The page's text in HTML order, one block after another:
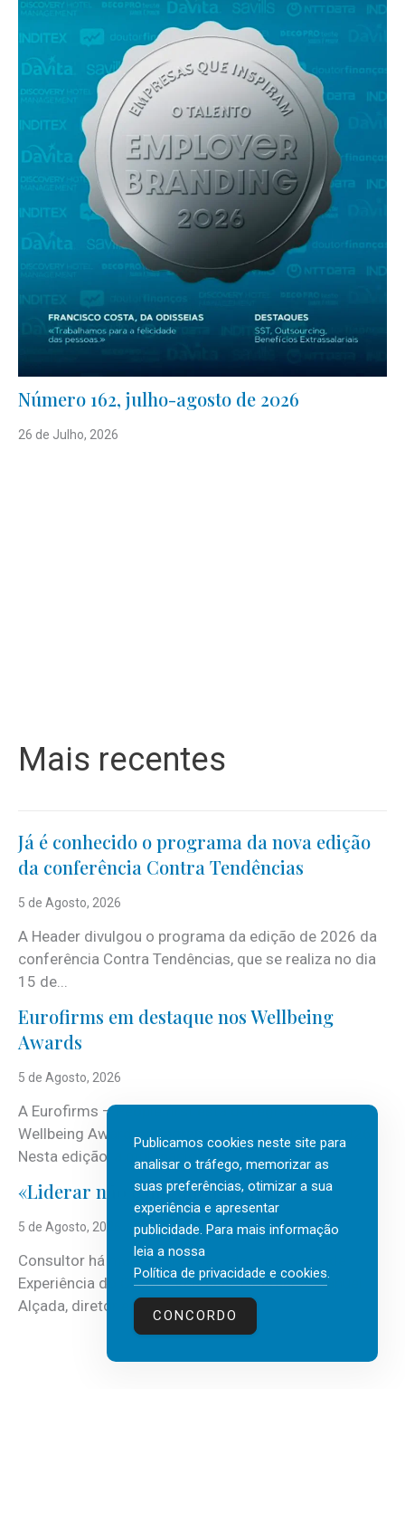
Número 162, julho-agosto de 2026
26 de Julho, 2026
Mais recentes
Já é conhecido o programa da nova edição
da conferência Contra Tendências
5 de Agosto, 2026
A Header divulgou o programa da edição de 2026 da
conferência Contra Tendências, que se realiza no dia
15 de...
Eurofirms em destaque nos Wellbeing
Awards
5 de Agosto, 2026
A Eurofirms – People first está de regresso aos
Wellbeing Awards, integrando o Top Wellbeing 2026.
Nesta edição, a multinacional...
«Liderar não é um talento místico.»
5 de Agosto, 2026
Consultor há mais de três décadas nas áreas de
Experiência do Cliente, Vendas e Liderança, Manuel
Alçada, diretor executivo da...
Publicamos cookies neste site para
analisar o tráfego, memorizar as
suas preferências, otimizar a sua
experiência e apresentar
publicidade. Para mais informação
leia a nossa
Política de privacidade e cookies.
CONCORDO